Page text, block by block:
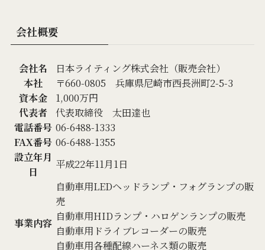
会社概要
会社名
日本ライティング株式会社（販売会社）
本社
〒660-0805 兵庫県尼崎市西長洲町2-5-3
資本金
1,000万円
代表者 代表取締役 太田達也
電話番号 06-6488-1333
FAX番号 06-6488-1355
設立年月
日
平成22年11月1日
事業内容
自動車用LEDヘッドランプ・フォグランプの販
売
自動車用HIDランプ・ハロゲンランプの販売
自動車用ドライブレコーダーの販売
自動車用各種配線ハーネス類の販売